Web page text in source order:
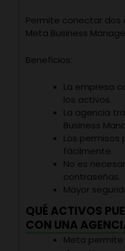
Permite conectar
Meta Business
Beneficios:
La empresa
los activos.
La agencia
Business
Los permisos
fácilmente.
No es
contraseñas.
Mayor
QUÉ ACTIVOS
CON UNA
Meta